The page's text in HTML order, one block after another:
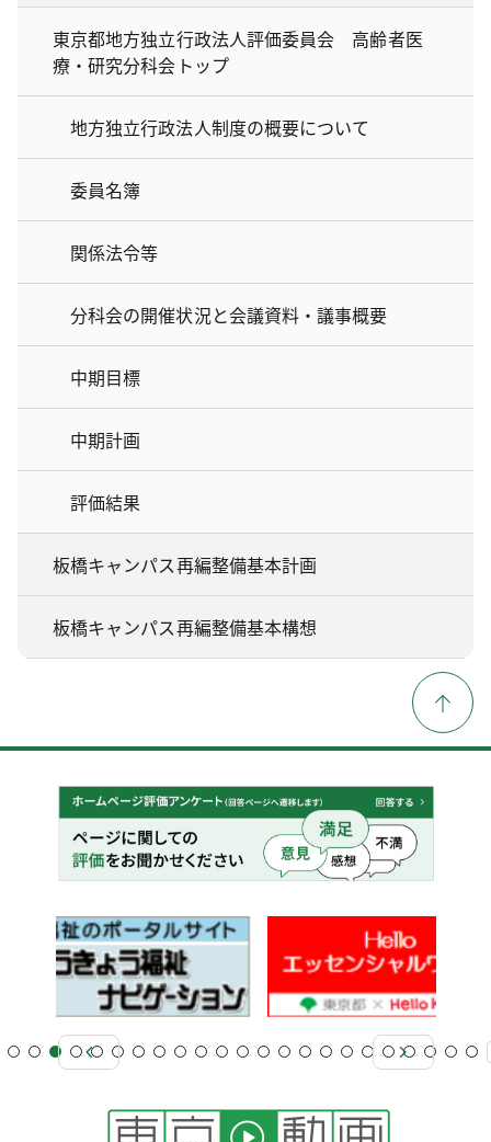
東京都地方独立行政法人評価委員会 高齢者医
療・研究分科会トップ
地方独立行政法人制度の概要について
委員名簿
関係法令等
分科会の開催状況と会議資料・議事概要
中期目標
中期計画
評価結果
板橋キャンパス再編整備基本計画
板橋キャンパス再編整備基本構想